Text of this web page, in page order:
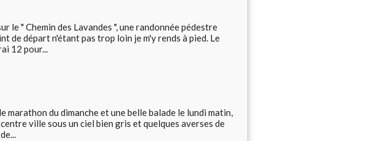
le " Chemin des Lavandes ", une randonnée pédestre
de départ n'étant pas trop loin je m'y rends à pied. Le
12 pour...
marathon du dimanche et une belle balade le lundi matin,
ville sous un ciel bien gris et quelques averses de